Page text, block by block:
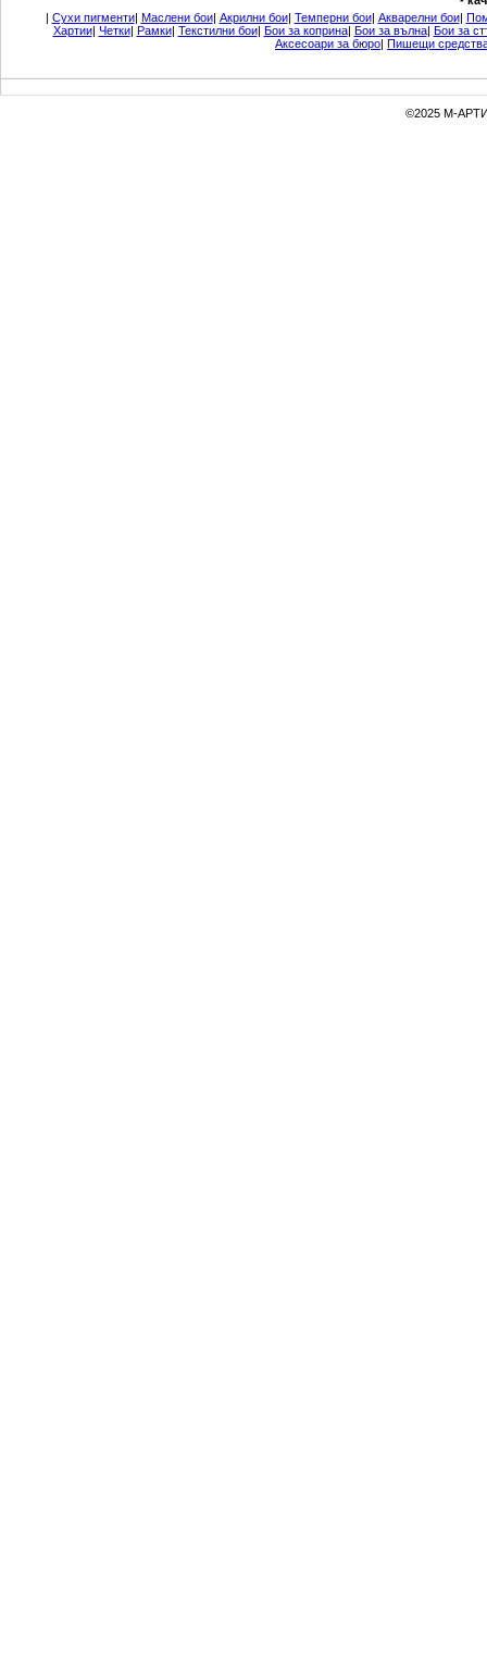
| Сухи пигменти| Маслени бои| Акрилни бои| Темперни бои| Акварелни бои|
Хартии| Четки| Рамки| Текстилни бои| Бои за коприна| Бои за вълна| Бои за
Аксесоари за бюро| Пишещи
©2025 М-